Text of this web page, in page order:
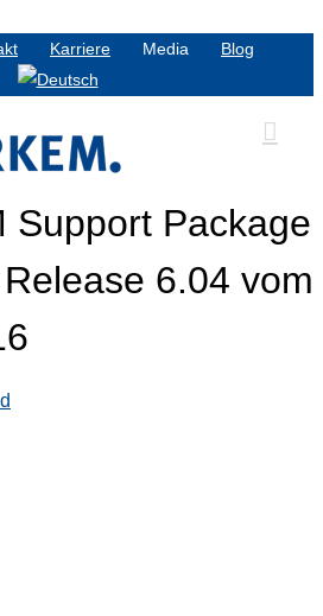
Karriere Media Blog
Support Package
6.04 vom